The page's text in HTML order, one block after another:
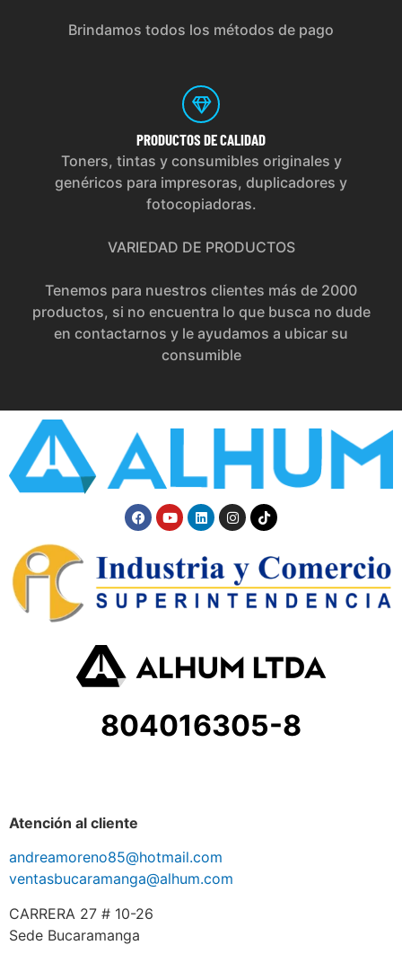
Brindamos todos los métodos de pago
PRODUCTOS DE CALIDAD
Toners, tintas y consumibles originales y
genéricos para impresoras, duplicadores y
fotocopiadoras.
VARIEDAD DE PRODUCTOS
Tenemos para nuestros clientes más de 2000
productos, si no encuentra lo que busca no dude
en contactarnos y le ayudamos a ubicar su
consumible
804016305-8
Atención al cliente
andreamoreno85@hotmail.com
ventasbucaramanga@alhum.com
CARRERA 27 # 10-26
Sede Bucaramanga